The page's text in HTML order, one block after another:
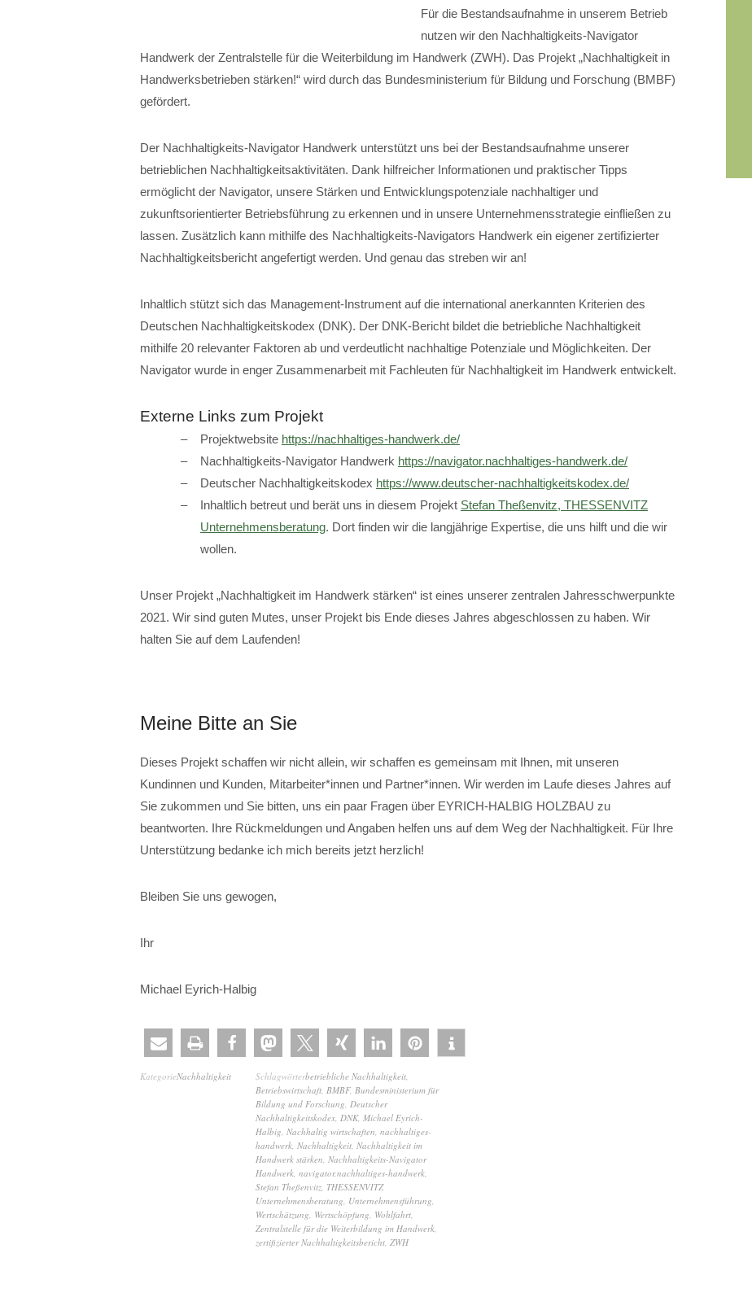
Für die Bestandsaufnahme in unserem Betrieb
nutzen wir den Nachhaltigkeits-Navigator
Handwerk der Zentralstelle für die Weiterbildung im Handwerk (ZWH). Das Projekt „Nachhaltigkeit in
Handwerksbetrieben stärken!“ wird durch das Bundesministerium für Bildung und Forschung (BMBF)
gefördert.
Der Nachhaltigkeits-Navigator Handwerk unterstützt uns bei der Bestandsaufnahme unserer
betrieblichen Nachhaltigkeitsaktivitäten. Dank hilfreicher Informationen und praktischer Tipps
ermöglicht der Navigator, unsere Stärken und Entwicklungspotenziale nachhaltiger und
zukunftsorientierter Betriebsführung zu erkennen und in unsere Unternehmensstrategie einfließen zu
lassen. Zusätzlich kann mithilfe des Nachhaltigkeits-Navigators Handwerk ein eigener zertifizierter
Nachhaltigkeitsbericht angefertigt werden. Und genau das streben wir an!
Inhaltlich stützt sich das Management-Instrument auf die international anerkannten Kriterien des
Deutschen Nachhaltigkeitskodex (DNK). Der DNK-Bericht bildet die betriebliche Nachhaltigkeit
mithilfe 20 relevanter Faktoren ab und verdeutlicht nachhaltige Potenziale und Möglichkeiten. Der
Navigator wurde in enger Zusammenarbeit mit Fachleuten für Nachhaltigkeit im Handwerk entwickelt.
Externe Links zum Projekt
Projektwebsite https://nachhaltiges-handwerk.de/
Nachhaltigkeits-Navigator Handwerk https://navigator.nachhaltiges-handwerk.de/
Deutscher Nachhaltigkeitskodex https://www.deutscher-nachhaltigkeitskodex.de/
Inhaltlich betreut und berät uns in diesem Projekt Stefan Theßenvitz, THESSENVITZ
Unternehmensberatung. Dort finden wir die langjährige Expertise, die uns hilft und die wir
wollen.
Unser Projekt „Nachhaltigkeit im Handwerk stärken“ ist eines unserer zentralen Jahresschwerpunkte
2021. Wir sind guten Mutes, unser Projekt bis Ende dieses Jahres abgeschlossen zu haben. Wir
halten Sie auf dem Laufenden!
Meine Bitte an Sie
Dieses Projekt schaffen wir nicht allein, wir schaffen es gemeinsam mit Ihnen, mit unseren
Kundinnen und Kunden, Mitarbeiter*innen und Partner*innen. Wir werden im Laufe dieses Jahres auf
Sie zukommen und Sie bitten, uns ein paar Fragen über EYRICH-HALBIG HOLZBAU zu
beantworten. Ihre Rückmeldungen und Angaben helfen uns auf dem Weg der Nachhaltigkeit. Für Ihre
Unterstützung bedanke ich mich bereits jetzt herzlich!
Bleiben Sie uns gewogen,
Ihr
Michael Eyrich-Halbig
KategorieNachhaltigkeit Schlagwörterbetriebliche Nachhaltigkeit
Betriebswirtschaft BMBF, Bundesministerium für
Bildung und Forschung Deutscher
Nachhaltigkeitskodex DNK, Michael Eyrich-
Halbig Nachhaltig wirtschaften nachhaltiges-
handwerk Nachhaltigkeit Nachhaltigkeit im
Handwerk stärken Nachhaltigkeits-Navigator
Handwerk navigator.nachhaltiges-handwerk
Stefan Theßenvitz THESSENVITZ
Unternehmensberatung Unternehmensführung
Wertschätzung Wertschöpfung Wohlfahrt
Zentralstelle für die Weiterbildung im Handwerk
zertifizierter Nachhaltigkeitsbericht ZWH